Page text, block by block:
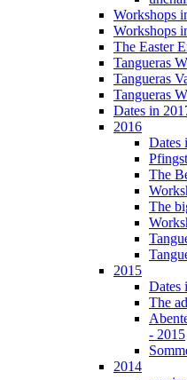
Workshops
Workshops
The Easter
Tangueras
Tangueras
Tangueras
Dates in
2016
Dates
The
The
2015
Dates
The
- 2015
2014